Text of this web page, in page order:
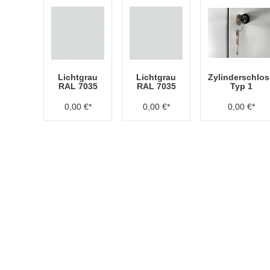
Lichtgrau
RAL 7035
0,00 €*
Lichtgrau
RAL 7035
0,00 €*
Typ 1
0,00 €*